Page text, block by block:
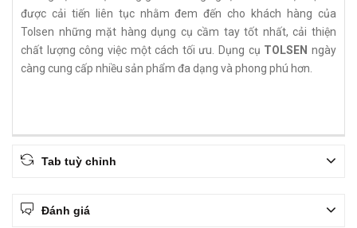
được cải tiến liên tục nhằm đem đến cho khách hàng của
Tolsen những mặt hàng dụng cụ cầm tay tốt nhất, cải thiện
chất lượng công việc một cách tối ưu. Dụng cụ TOLSEN ngày
càng cung cấp nhiều sản phẩm đa dạng và phong phú hơn.
Tab tuỳ chỉnh
Đánh giá